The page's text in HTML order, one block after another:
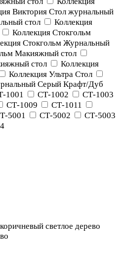
Виктория Стол журнальный
стол
Коллекция
Коллекция Стокгольм
Стокгольм Журнальный
Макияжный стол
стол
Коллекция
Коллекция Ультра Стол
Серый Крафт/Дуб
1001 СТ-1002
СТ-1003
СТ-1009
СТ-1011
5001 СТ-5002
СТ-5003
коричневый светлое дерево